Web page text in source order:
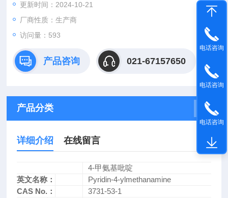
更新时间：2024-10-21
厂商性质：生产商
访问量： 593
产品咨询 021-67157650
产品分类
详细介绍 在线留言
4-甲氨基吡啶
英文名称：
Pyridin-4-ylmethanamine
CAS No.：
3731-53-1
电话咨询
电话咨询
电话咨询